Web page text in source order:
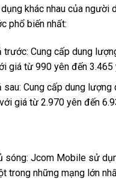
khác nhau của người
phổ biến nhất:
trước: Cung cấp dung
giá từ 990 yên đến 3.465
sau: Cung cấp dung lượng
giá từ 2.970 yên đến
sóng: Jcom Mobile sử
trong những mạng lớn